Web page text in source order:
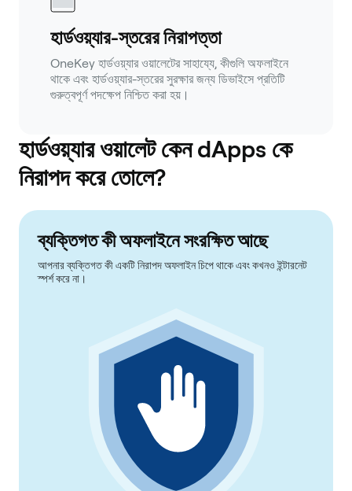
হার্ডওয়্যার-স্তরের নিরাপত্তা
OneKey হার্ডওয়্যার ওয়ালেটের সাহায্যে, কীগুলি অফলাইনে
থাকে এবং হার্ডওয়্যার-স্তরের সুরক্ষার জন্য ডিভাইসে প্রতিটি
গুরুত্বপূর্ণ পদক্ষেপ নিশ্চিত করা হয়।
হার্ডওয়্যার ওয়ালেট কেন dApps কে
নিরাপদ করে তোলে?
ব্যক্তিগত কী অফলাইনে সংরক্ষিত আছে
আপনার ব্যক্তিগত কী একটি নিরাপদ অফলাইন চিপে থাকে এবং কখনও ইন্টারনেট
স্পর্শ করে না।